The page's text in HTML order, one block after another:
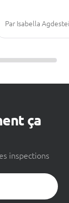
Par Isabella
ça
inspections